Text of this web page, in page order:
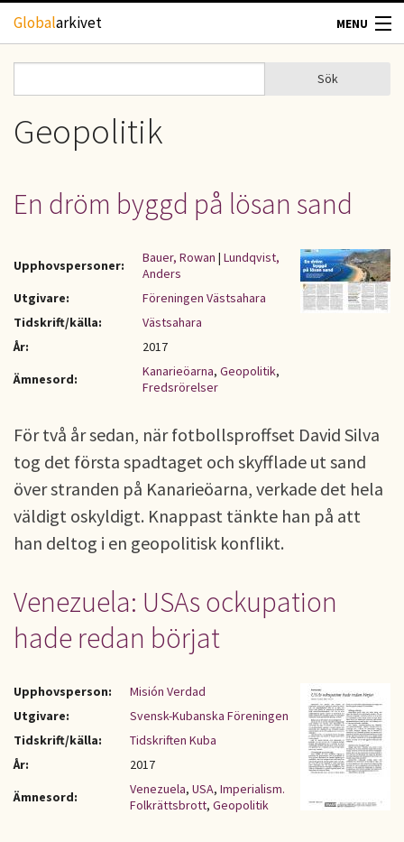
Hoppa till huvudinnehåll
Globalarkivet MENU
TIDSKRIFTER
UPPHOVSRÄTT
OM OSS
Sökformulär
Sök
Geopolitik
En dröm byggd på lösan sand
Upphovspersoner: Bauer, Rowan | Lundqvist,
Anders
Utgivare:
Föreningen Västsahara
Tidskrift/källa:
Västsahara
År:
2017
Ämnesord:
Kanarieöarna, Geopolitik,
Fredsrörelser
För två år sedan, när fotbollsproffset David Silva
tog det första spadtaget och skyfflade ut sand
över stranden på Kanarieöarna, verkade det hela
väldigt oskyldigt. Knappast tänkte han på att
han deltog i en geopolitisk konflikt.
Venezuela: USAs ockupation
hade redan börjat
Upphovsperson:
Misión Verdad
Utgivare:
Svensk-Kubanska Föreningen
Tidskrift/källa:
Tidskriften Kuba
År:
2017
Ämnesord:
Venezuela, USA, Imperialism.
Folkrättsbrott, Geopolitik